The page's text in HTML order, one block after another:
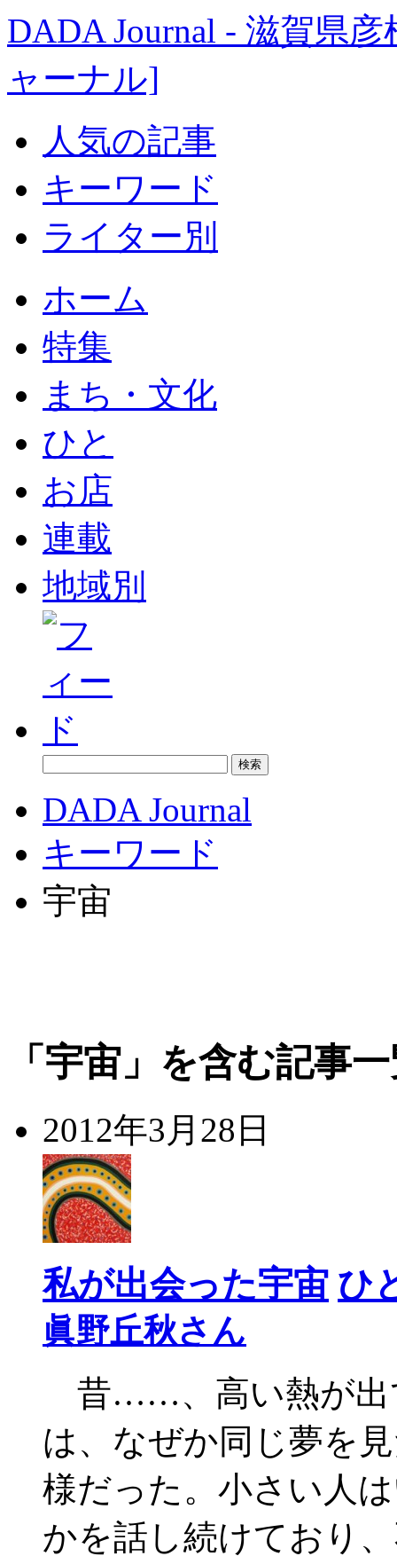
DADA Journal - 滋賀県
ャーナル]
人気の記事
キーワード
ライター別
ホーム
特集
まち・文化
ひと
お店
連載
地域別
DADA Journal
キーワード
宇宙
「宇宙」を含む記事
2012年3月28日
私が出会った宇宙 ひ
眞野丘秋さん
昔……、高い熱が出
は、なぜか同じ夢を
様だった。小さい人
かを話し続けており